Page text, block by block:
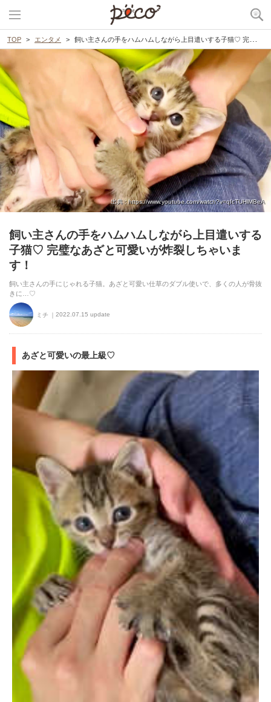
TOP エンタメ 飼い主さんの手をハムハムしながら上目遣いする子猫♡ 完璧なあざと可愛いが炸裂しちゃいます！
出典 : https://www.youtube.com/watch?v=qIcTUHlMBeA
飼い主さんの手をハムハムしながら上目遣いする
子猫♡ 完璧なあざと可愛いが炸裂しちゃいま
す！
飼い主さんの手にじゃれる子猫。あざと可愛い仕草のダブル使いで、多くの人が骨抜
きに…♡
ミチ 2022.07.15 update
あざと可愛いの最上級♡